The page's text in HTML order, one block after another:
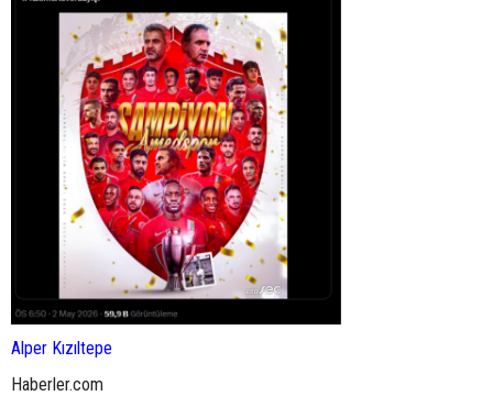
Alper Kızıltepe
Haberler.com